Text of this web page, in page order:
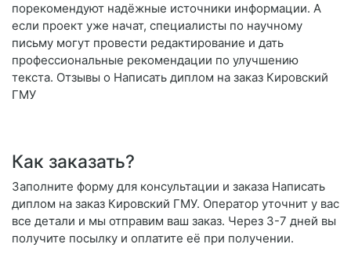
порекомендуют надёжные источники информации. А
если проект уже начат, специалисты по научному
письму могут провести редактирование и дать
профессиональные рекомендации по улучшению
текста. Отзывы о Написать диплом на заказ Кировский
ГМУ
Как заказать?
Заполните форму для консультации и заказа Написать
диплом на заказ Кировский ГМУ. Оператор уточнит у вас
все детали и мы отправим ваш заказ. Через 3-7 дней вы
получите посылку и оплатите её при получении.